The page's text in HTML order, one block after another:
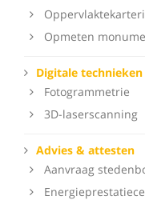
Opmeten
Digitale technieken
Fotogrammetrie
3D-laserscanning
Advies & attesten
Aanvraag